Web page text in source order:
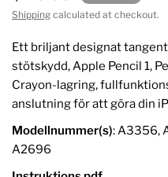
Shipping calculated at checkout.
Ett briljant designat
stötskydd, Apple Pencil 1,
Crayon-lagring,
anslutning för att göra din
Modellnummer(s): A3356,
A2696